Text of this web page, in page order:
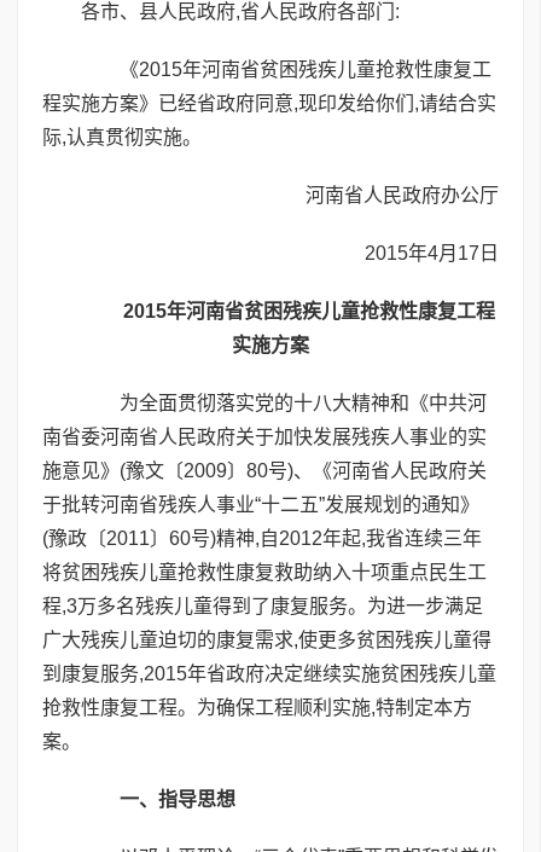
各市、县人民政府,省人民政府各部门:
《2015年河南省贫困残疾儿童抢救性康复工
程实施方案》已经省政府同意,现印发给你们,请结合实
际,认真贯彻实施。
河南省人民政府办公厅
2015年4月17日
2015年河南省贫困残疾儿童抢救性康复工程
实施方案
为全面贯彻落实党的十八大精神和《中共河
南省委河南省人民政府关于加快发展残疾人事业的实
施意见》(豫文〔2009〕80号)、《河南省人民政府关
于批转河南省残疾人事业“十二五”发展规划的通知》
(豫政〔2011〕60号)精神,自2012年起,我省连续三年
将贫困残疾儿童抢救性康复救助纳入十项重点民生工
程,3万多名残疾儿童得到了康复服务。为进一步满足
广大残疾儿童迫切的康复需求,使更多贫困残疾儿童得
到康复服务,2015年省政府决定继续实施贫困残疾儿童
抢救性康复工程。为确保工程顺利实施,特制定本方
案。
一、指导思想